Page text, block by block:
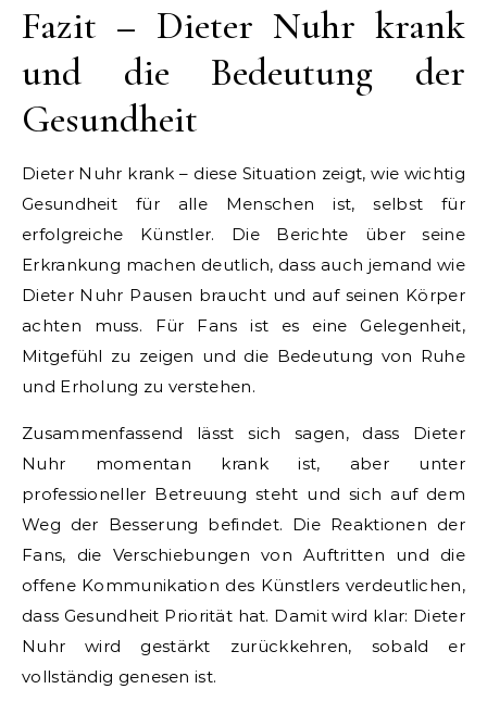
Fazit – Dieter Nuhr krank
und die Bedeutung der
Gesundheit
Dieter Nuhr krank – diese Situation zeigt, wie wichtig
Gesundheit für alle Menschen ist, selbst für
erfolgreiche Künstler. Die Berichte über seine
Erkrankung machen deutlich, dass auch jemand wie
Dieter Nuhr Pausen braucht und auf seinen Körper
achten muss. Für Fans ist es eine Gelegenheit,
Mitgefühl zu zeigen und die Bedeutung von Ruhe
und Erholung zu verstehen.
Zusammenfassend lässt sich sagen, dass Dieter
Nuhr momentan krank ist, aber unter
professioneller Betreuung steht und sich auf dem
Weg der Besserung befindet. Die Reaktionen der
Fans, die Verschiebungen von Auftritten und die
offene Kommunikation des Künstlers verdeutlichen,
dass Gesundheit Priorität hat. Damit wird klar: Dieter
Nuhr wird gestärkt zurückkehren, sobald er
vollständig genesen ist.